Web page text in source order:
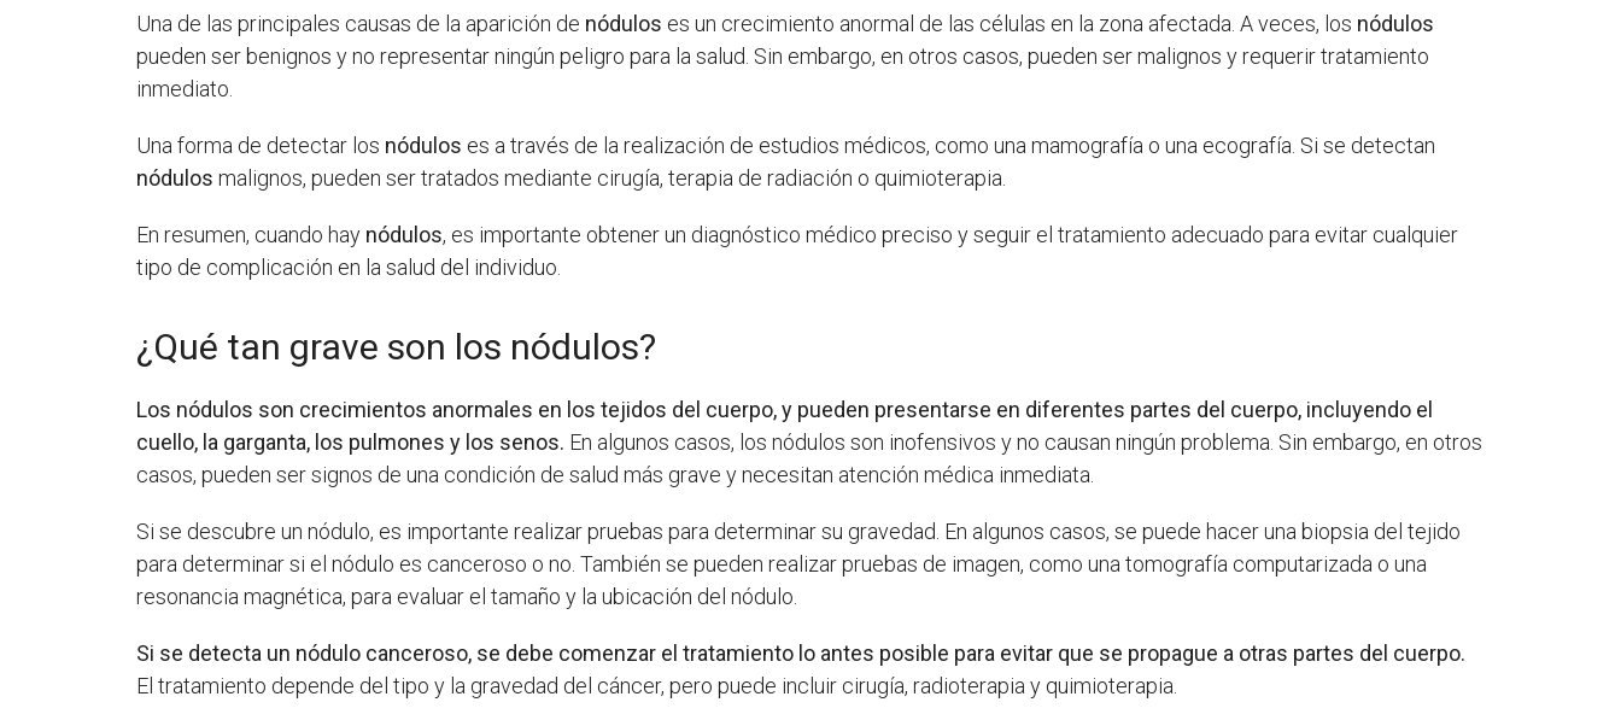
Una de las principales causas de la aparición de nódulos es un crecimiento anormal de las células en la zona afectada. A veces, los nódulos
pueden ser benignos y no representar ningún peligro para la salud. Sin embargo, en otros casos, pueden ser malignos y requerir tratamiento
inmediato.
Una forma de detectar los nódulos es a través de la realización de estudios médicos, como una mamografía o una ecografía. Si se detectan
nódulos malignos, pueden ser tratados mediante cirugía, terapia de radiación o quimioterapia.
En resumen, cuando hay nódulos, es importante obtener un diagnóstico médico preciso y seguir el tratamiento adecuado para evitar cualquier
tipo de complicación en la salud del individuo.
¿Qué tan grave son los nódulos?
Los nódulos son crecimientos anormales en los tejidos del cuerpo, y pueden presentarse en diferentes partes del cuerpo, incluyendo el
cuello, la garganta, los pulmones y los senos. En algunos casos, los nódulos son inofensivos y no causan ningún problema. Sin embargo, en otros
casos, pueden ser signos de una condición de salud más grave y necesitan atención médica inmediata.
Si se descubre un nódulo, es importante realizar pruebas para determinar su gravedad. En algunos casos, se puede hacer una biopsia del tejido
para determinar si el nódulo es canceroso o no. También se pueden realizar pruebas de imagen, como una tomografía computarizada o una
resonancia magnética, para evaluar el tamaño y la ubicación del nódulo.
Si se detecta un nódulo canceroso, se debe comenzar el tratamiento lo antes posible para evitar que se propague a otras partes del cuerpo.
El tratamiento depende del tipo y la gravedad del cáncer, pero puede incluir cirugía, radioterapia y quimioterapia.